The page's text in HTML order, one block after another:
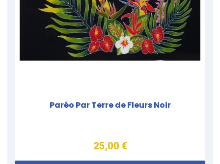
Paréo Par Terre de Fleurs Noir
25,00 €